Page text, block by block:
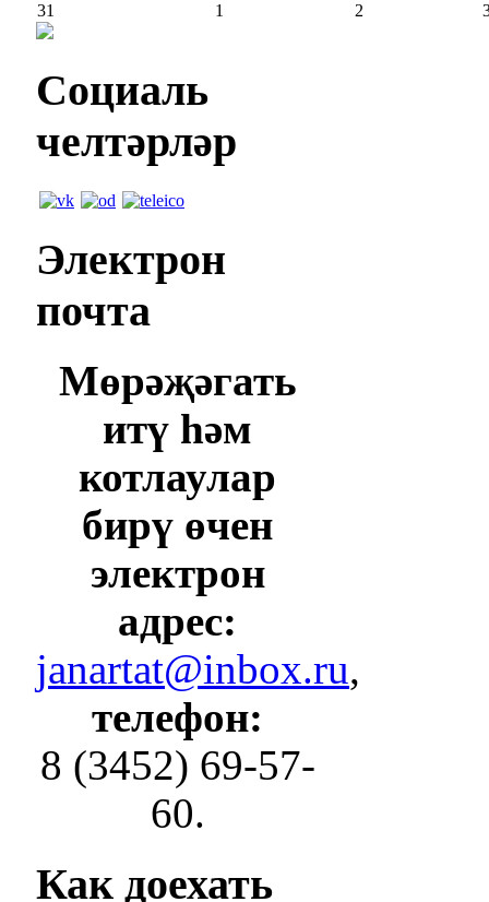
31
1 2
Социаль
челтәрләр
Электрон
почта
Мөрәҗәгать
итү һәм
котлаулар
бирү өчен
электрон
адрес:
janartat@inbox.ru,
телефон:
8 (3452) 69-57-
60.
Как доехать